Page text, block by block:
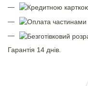
Гарантія 14 днів.